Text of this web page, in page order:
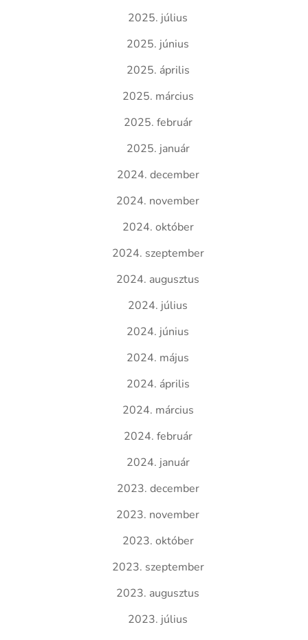
2025. július
2025. június
2025. április
2025. március
2025. február
2025. január
2024. december
2024. november
2024. október
2024. szeptember
2024. augusztus
2024. július
2024. június
2024. május
2024. április
2024. március
2024. február
2024. január
2023. december
2023. november
2023. október
2023. szeptember
2023. augusztus
2023. július